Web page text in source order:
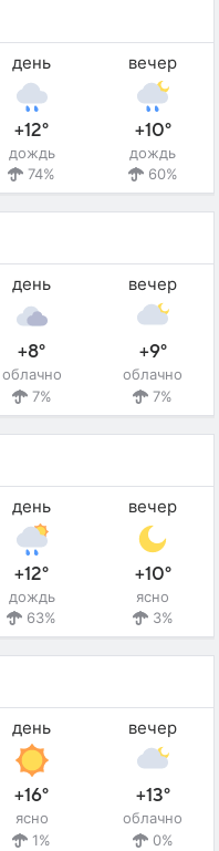
день
+12°
дождь
74%
вечер
+10°
дождь
60%
день
+8°
облачно
7%
вечер
+9°
облачно
7%
день
+12°
дождь
63%
вечер
+10°
ясно
3%
день
+16°
ясно
1%
вечер
+13°
облачно
0%